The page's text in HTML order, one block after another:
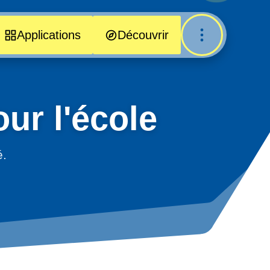
Applications Découvrir
l'école